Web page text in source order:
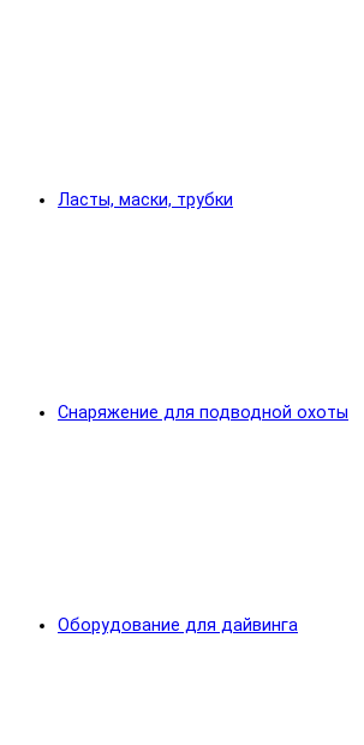
Ласты, маски, трубки
Снаряжение для подводной охоты
Оборудование для дайвинга